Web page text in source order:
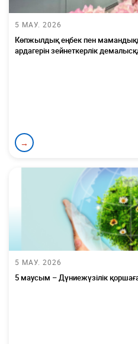
5 МАУ. 2026
Көпжылдық еңбек пен
ардагерін зейнеткерлік
→
5 МАУ. 2026
5 маусым – Дүниежүзілік